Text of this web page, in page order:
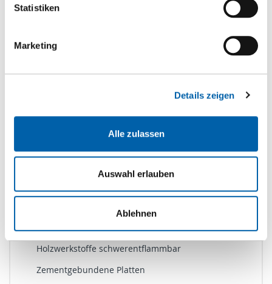
Statistiken
Marketing
Details zeigen
Alle zulassen
Auswahl erlauben
Ablehnen
Produktkategorien
Holzwerkstoffe schwerentflammbar
Zementgebundene Platten